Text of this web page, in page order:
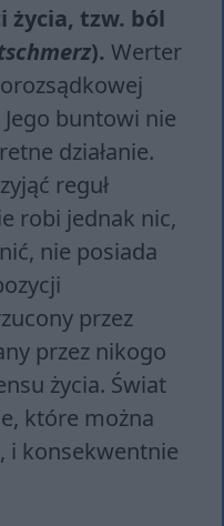
życia, tzw. ból
). Werter
buntowi nie
działanie.
reguł
robi jednak nic,
nie posiada
przez
przez nikogo
życia. Świat
które można
i konsekwentnie